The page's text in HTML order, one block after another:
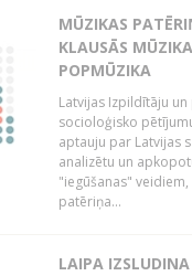
MŪZIKAS
KLAUSĀS
POPMŪZIKA
Latvijas Izpildītāju
socioloģisko
aptauju par Latvijas
analizētu un
"iegūšanas"
patēriņa...
LAIPA